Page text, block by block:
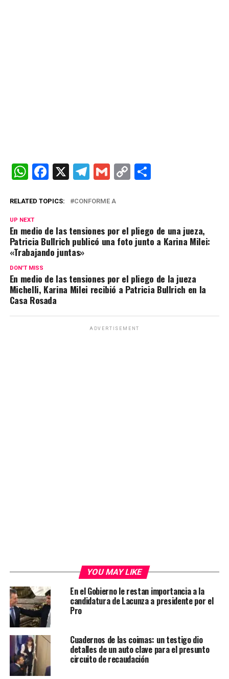
W
at
s
A
p
p
F
ce
o
o
X T
e
a
G
ail
C
n
k
C
ar
RELATED TOPICS: CONFORME A
UP NEXT
En medio de las tensiones por el pliego de una jueza,
Patricia Bullrich publicó una foto junto a Karina Milei:
«Trabajando juntas»
DON'T MISS
En medio de las tensiones por el pliego de la jueza
Michelli, Karina Milei recibió a Patricia Bullrich en la
Casa Rosada
ADVERTISEMENT
YOU MAY LIKE
En el Gobierno le restan importancia a la
candidatura de Lacunza a presidente por el
Pro
Cuadernos de las coimas: un testigo dio
detalles de un auto clave para el presunto
circuito de recaudación